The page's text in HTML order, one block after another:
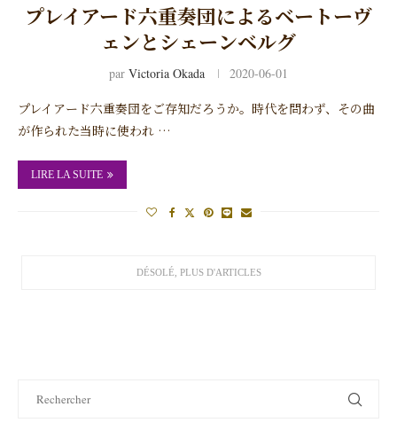
プレイアード六重奏団によるベートーヴ
ェンとシェーンベルグ
par Victoria Okada 2020-06-01
プレイアード六重奏団をご存知だろうか。時代を問わず、その曲
が作られた当時に使われ …
LIRE LA SUITE
FOLLOW US